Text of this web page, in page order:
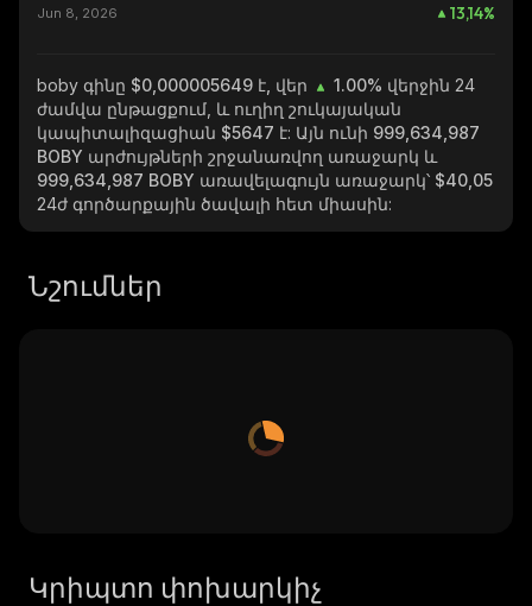
Jun 8, 2026 13,14%
boby գինը $0,000005649 է, վեր 1.00% վերջին 24
ժամվա ընթացքում, և ուղիղ շուկայական
կապիտալիզացիան $5647 է: Այն ունի 999,634,987
BOBY արժույթների շրջանառվող առաջարկ և
999,634,987 BOBY առավելագույն առաջարկ՝ $40,05
24ժ գործարքային ծավալի հետ միասին:
Նշումներ
Կրիպտո փոխարկիչ